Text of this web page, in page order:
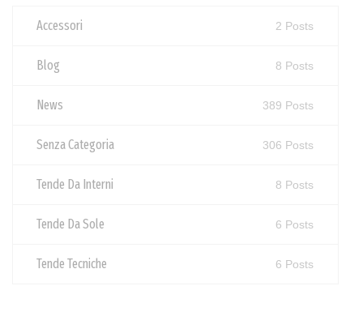
Accessori 2 Posts
Blog 8 Posts
News 389 Posts
Senza Categoria 306 Posts
Tende Da Interni 8 Posts
Tende Da Sole 6 Posts
Tende Tecniche 6 Posts